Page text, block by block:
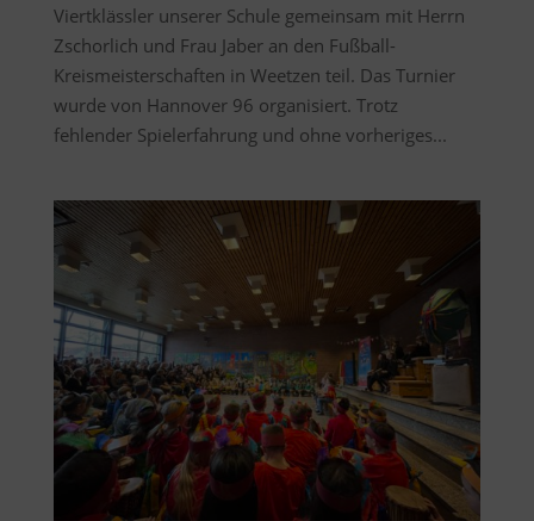
Viertklässler unserer Schule gemeinsam mit Herrn
Zschorlich und Frau Jaber an den Fußball-
Kreismeisterschaften in Weetzen teil. Das Turnier
wurde von Hannover 96 organisiert. Trotz
fehlender Spielerfahrung und ohne vorheriges...